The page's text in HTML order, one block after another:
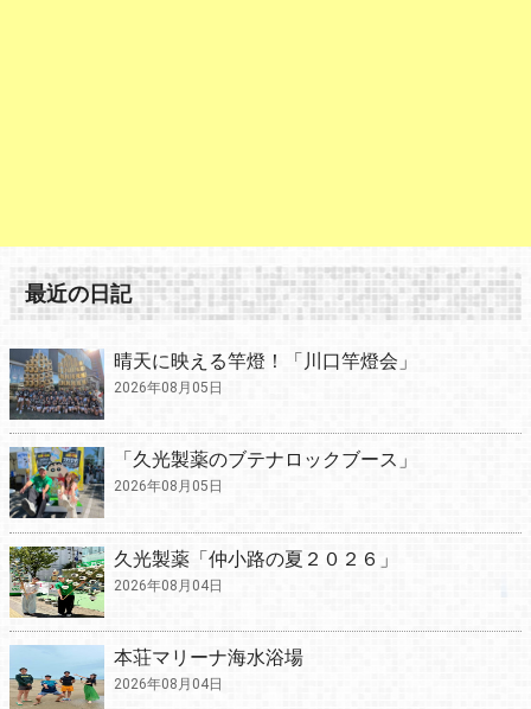
最近の日記
晴天に映える竿燈！「川口竿燈会」
2026年08月05日
「久光製薬のブテナロックブース」
2026年08月05日
久光製薬「仲小路の夏２０２６」
2026年08月04日
本荘マリーナ海水浴場
2026年08月04日